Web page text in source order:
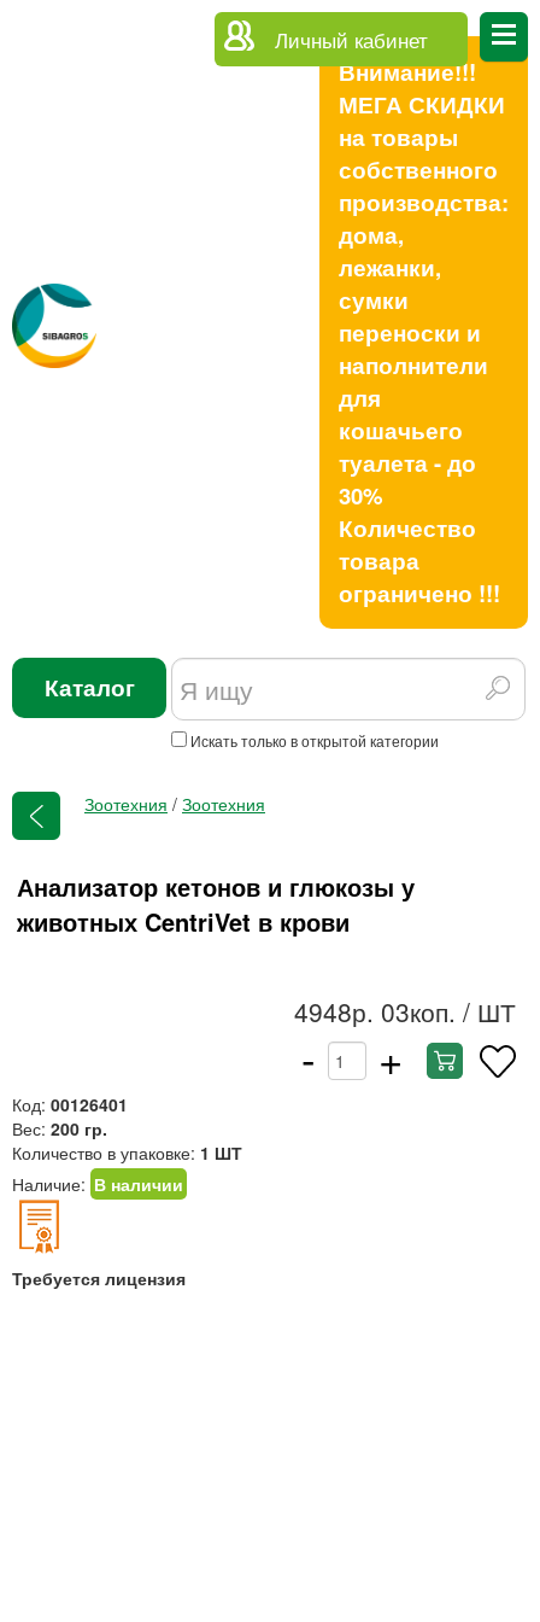
Личный кабинет
Внимание!!!
МЕГА СКИДКИ
на товары
собственного
производства:
дома,
лежанки,
сумки
переноски и
наполнители
для
кошачьего
туалета - до
30%
Количество
товара
ограничено !!!
Каталог
Искать только в открытой категории
Зоотехния / Зоотехния
Анализатор кетонов и глюкозы у
животных CentriVet в крови
4948р. 03коп. / ШТ
- +
Код: 00126401
Вес: 200 гр.
Количество в упаковке: 1 ШТ
Наличие: В наличии
Требуется лицензия